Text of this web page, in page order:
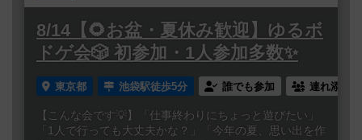
8/14【🌻お盆・夏休み歓迎】ゆるボ
ドゲ会🎲 初参加・1人参加多数✨
東京都 池袋駅徒歩5分 誰でも参加 連れ添い
【こんな会です💡】「仕事終わりにちょっと遊びたい」
「1人で行っても大丈夫かな？」「今年の夏、思い出を作